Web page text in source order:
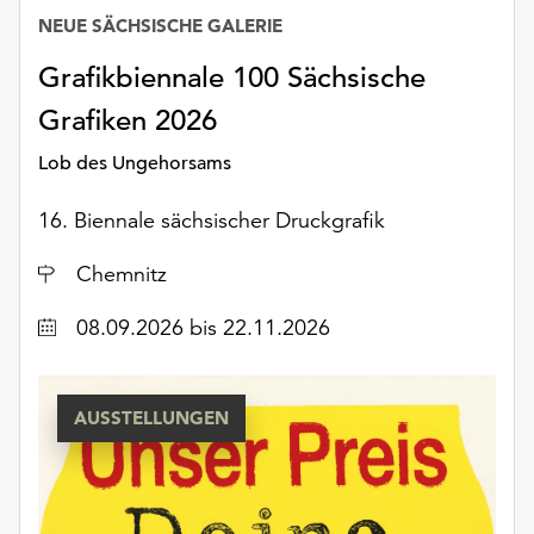
unserer
oder
dem
Impressum
Grafikbiennale 100 Sächsische
Grafiken 2026
Lob des Ungehorsams
NEUE SÄCHSISCHE GALERIE
16. Biennale sächsischer Druckgrafik
Ort
Chemnitz
Datum08.09.2026 bis 22.11.2026
AUSSTELLUNGEN